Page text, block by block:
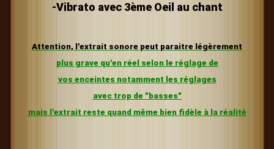
-Vibrato avec 3ème Oeil au chant
Attention, l'extrait sonore peut paraitre légèrement
plus grave qu'en réel selon le réglage de
vos enceintes notamment les réglages
avec trop de "basses"
mais l'extrait reste quand même bien fidèle à la réalité